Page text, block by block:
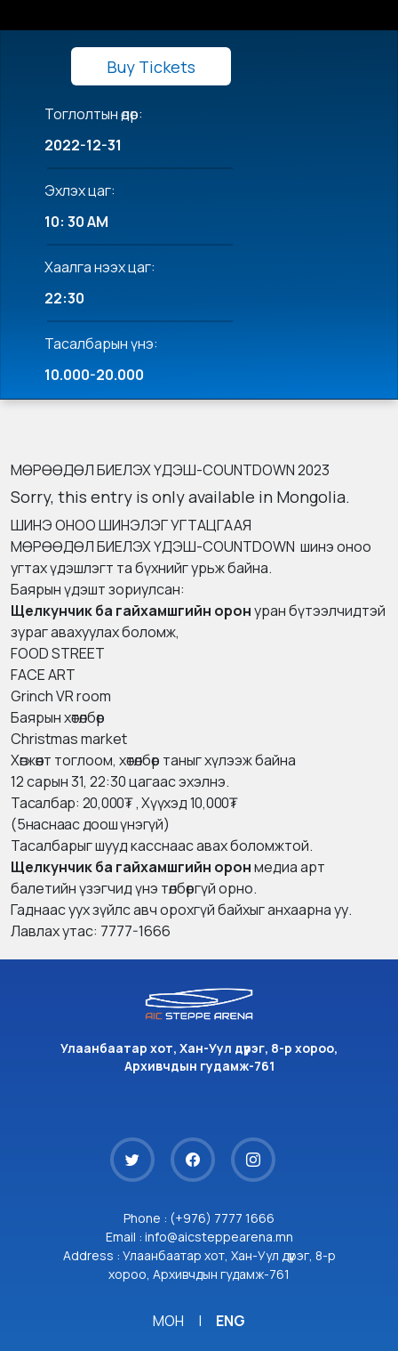
Buy Tickets
Тоглолтын өдөр:
2022-12-31
Эхлэх цаг:
10: 30 AM
Хаалга нээх цаг:
22:30
Тасалбарын үнэ:
10.000-20.000
МӨРӨӨДӨЛ БИЕЛЭХ ҮДЭШ-COUNTDOWN 2023
Sorry, this entry is only available in Mongolia.
ШИНЭ ОНОО ШИНЭЛЭГ УГТАЦГААЯ
МӨРӨӨДӨЛ БИЕЛЭХ ҮДЭШ-COUNTDOWN шинэ оноо
угтах үдэшлэгт та бүхнийг урьж байна.
Баярын үдэшт зориулсан:
Щелкунчик ба гайхамшгийн оронуран бүтээлчидтэй
зураг авахуулах боломж,
FOOD STREET
FACE ART
Grinch VR room
Баярын хөтөлбөр
Christmas market
Хөгжөөнт тоглоом, хөтөлбөр таныг хүлээж байна
12 сарын 31, 22:30 цагаас эхэлнэ.
Тасалбар: 20,000₮ , Хүүхэд 10,000₮
(5наснаас доош үнэгүй)
Тасалбарыг шууд касснаас авах боломжтой.
Щелкунчик ба гайхамшгийн оронмедиа арт
балетийн үзэгчид үнэ төлбөргүй орно.
Гаднаас уух зүйлс авч орохгүй байхыг анхаарна уу.
Лавлах утас: 7777-1666
Улаанбаатар хот, Хан-Уул дүүрэг, 8-р хороо,
Архивчдын гудамж-761
Phone : (+976) 7777 1666
Email : info@aicsteppearena.mn
Address : Улаанбаатар хот, Хан-Уул дүүрэг, 8-р
хороо, Архивчдын гудамж-761
МОН | ENG